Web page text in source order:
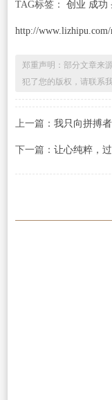
TAG标签： 创业 成功
http://www.lizhipu.com/
郑重声明：部分文章来
犯了您的版权，请联系
上一篇： 我只向拼搏
下一篇： 让心纯粹，